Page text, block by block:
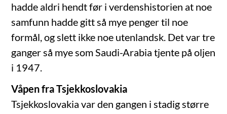
hadde aldri hendt før i verdenshistorien at noe
samfunn hadde gitt så mye penger til noe
formål, og slett ikke noe utenlandsk. Det var tre
ganger så mye som Saudi-Arabia tjente på oljen
i 1947.
Våpen fra Tsjekkoslovakia
Tsjekkoslovakia var den gangen i stadig større